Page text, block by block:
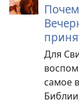
Для
самое